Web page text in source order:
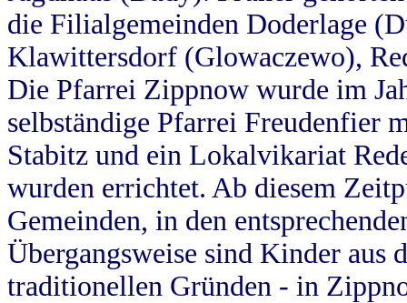
die Filialgemeinden Doderlage
Klawittersdorf (Glowaczewo),
Die Pfarrei Zippnow wurde im
selbständige Pfarrei Freudenfier
Stabitz und ein Lokalvikariat
wurden errichtet. Ab diesem
Gemeinden, in den
Übergangsweise sind Kinder aus
traditionellen Gründen - in